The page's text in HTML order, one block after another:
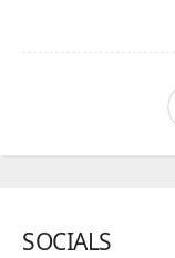
SOCIALS